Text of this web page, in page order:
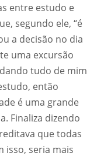
entre estudo e
segundo ele, “é
a decisão no dia
uma excursão
tudo de mim
então
é uma grande
Finaliza dizendo
que todas
isso, seria mais